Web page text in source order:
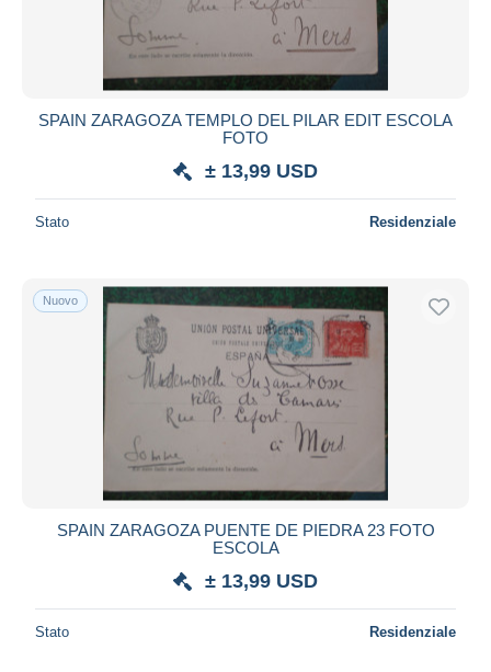
SPAIN ZARAGOZA TEMPLO DEL PILAR EDIT ESCOLA
FOTO
± 13,99 USD
Stato Residenziale
Nuovo
SPAIN ZARAGOZA PUENTE DE PIEDRA 23 FOTO
ESCOLA
± 13,99 USD
Stato Residenziale